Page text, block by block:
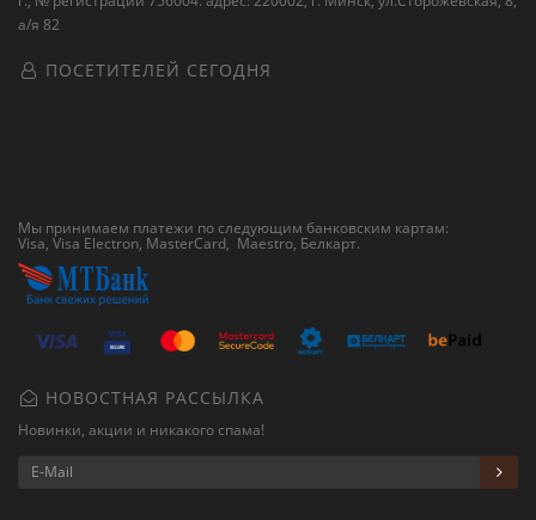
а/я 82
ПОСЕТИТЕЛЕЙ СЕГОДНЯ
Мы принимаем платежи по следующим банковским картам:
Visa, Visa Electron, MasterCard, Maestro, Белкарт.
НОВОСТНАЯ РАССЫЛКА
Новинки, акции и никакого спама!